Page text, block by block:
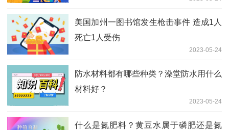
美国加州一图书馆发生枪击事件 造成1人
死亡1人受伤
2023-05-24
防水材料都有哪些种类？澡堂防水用什么
材料好？
2023-05-24
什么是氮肥料？黄豆水属于磷肥还是氮